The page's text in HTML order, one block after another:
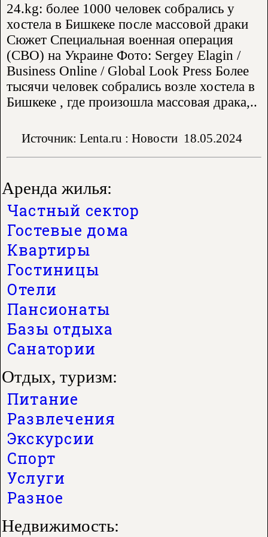
Аренда жилья:
Частный сектор
Гостевые дома
Квартиры
Гостиницы
Отели
Пансионаты
Базы отдыха
Санатории
Отдых, туризм:
Питание
Развлечения
Экскурсии
Спорт
Услуги
Разное
Недвижимость:
24.kg: более 1000 человек собрались у
хостела в Бишкеке после массовой драки
Сюжет Специальная военная операция
(СВО) на Украине Фото: Sergey Elagin /
Business Online / Global Look Press Более
тысячи человек собрались возле хостела в
Бишкеке , где произошла массовая драка,..
Источник: Lenta.ru : Новости 18.05.2024